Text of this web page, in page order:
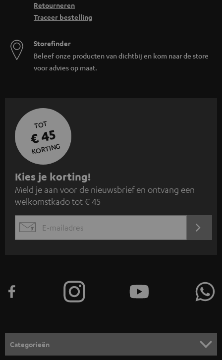
Retourneren
Traceer bestelling
Storefinder
Beleef onze producten van dichtbij en kom naar de store
voor advies op maat.
TOT
€ 45
KORTING
A
a
n
m
e
n
o
r
Kies je korting!
Meld je aan voor de nieuwsbrief en ontvang een
welkomstkado tot € 45
EMAIL
Categorieën